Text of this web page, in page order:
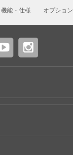
機能・仕様 オプション